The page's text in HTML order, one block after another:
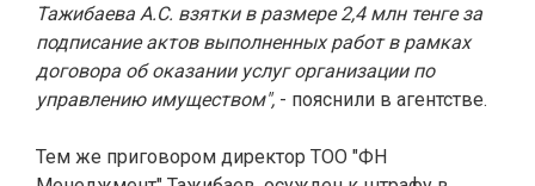
Тажибаева А.С. взятки в размере 2,4 млн тенге за
подписание актов выполненных работ в рамках
договора об оказании услуг организации по
управлению имуществом", - пояснили в агентстве.
Тем же приговором директор ТОО "ФН